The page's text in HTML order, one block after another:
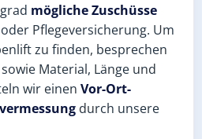
mögliche Zuschüsse
Pflegeversicherung. Um
zu finden, besprechen
Material, Länge und
wir einen Vor-Ort-
durch unsere